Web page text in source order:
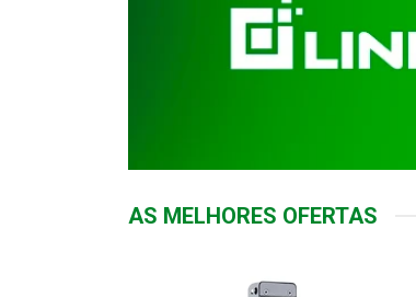
AS MELHORES OFERTAS